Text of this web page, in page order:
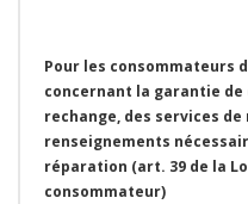
Pour les consommateurs
concernant la garantie
rechange, des services
renseignements
réparation (art. 39 de la
consommateur)